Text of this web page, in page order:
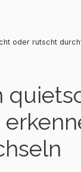
oder rutscht